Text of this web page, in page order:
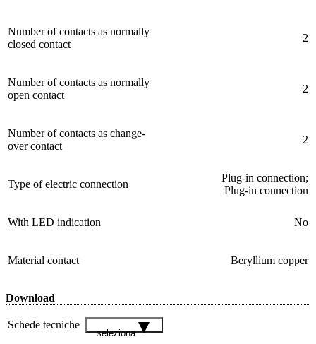
Number of contacts as normally
closed contact
2
Number of contacts as normally
open contact
2
Number of contacts as change-
over contact
2
Type of electric connection
Plug-in connection;
Plug-in connection
With LED indication No
Material contact Beryllium copper
Download
Schede tecniche
seleziona